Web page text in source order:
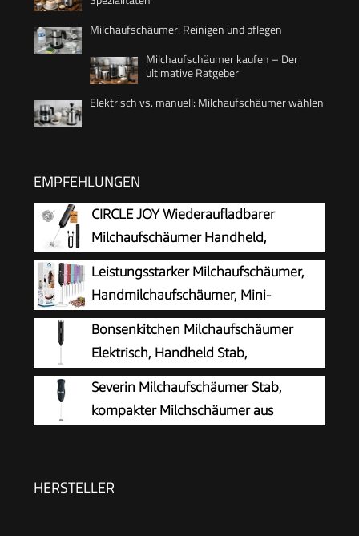
Milchaufschäumer: Reinigen und pflegen
Milchaufschäumer kaufen – Der
ultimative Ratgeber
Elektrisch vs. manuell: Milchaufschäumer wählen
EMPFEHLUNGEN
CIRCLE JOY Wiederaufladbarer
Milchaufschäumer Handheld,
Elektrischer Kaffee-Aufschäumer,
Tragbarer Handaufschäumer, Zauberstab,
Getränkemixer für Matcha Lattes Cappuccino,
Küchengeschenke, Schwarz
Leistungsstarker Milchaufschäumer,
Handmilchaufschäumer, Mini-
Schneebesen-Getränkemischer für
Kaffee, Cappuccino, Latte, Matcha, heiße
Schokolade, mit Ständer, Schwarz
Bonsenkitchen Milchaufschäumer
Elektrisch, Handheld Stab,
Batteriebetrieben
Severin Milchaufschäumer Stab,
kompakter Milchschäumer aus
einfacher Handhabung, inkl. 2 Batterien,
HERSTELLER